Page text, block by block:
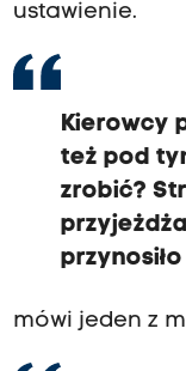
ustawienie.
Kierowcy
też pod
zrobić?
mówi jeden z